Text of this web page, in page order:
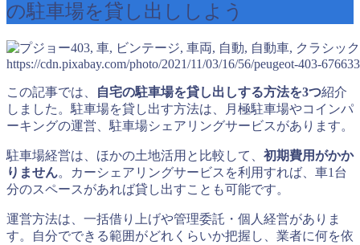
の駐車場を貸し出ししよう
https://cdn.pixabay.com/photo/2021/11/03/16/56/peugeot-403-
この記事では、 自宅の駐車場を貸し出しする方法を3つ紹介
しました。駐車場を貸し出す方法は、月極駐車場やコインパ
ーキングの運営、駐車場シェアリングサービスがあります。
駐車場経営は、ほかの土地活用と比較して、 初期費用がかか
りません。カーシェアリングサービスを利用すれば、車1台
分のスペースがあれば貸し出すことも可能です。
運営方法は、一括借り上げや管理委託・個人経営がありま
す。自分でできる範囲がどれくらいか把握し、業者に何を依